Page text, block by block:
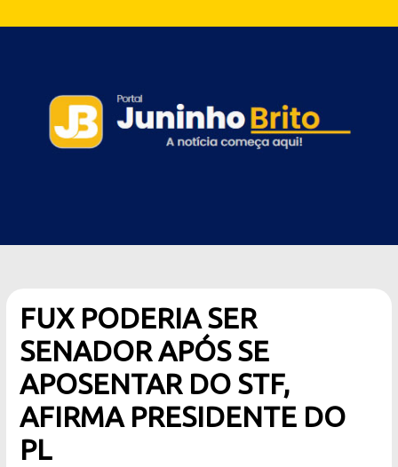
FUX PODERIA SER
SENADOR APÓS SE
APOSENTAR DO STF,
AFIRMA PRESIDENTE DO
PL